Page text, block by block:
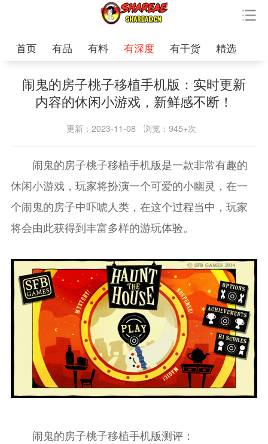
首页 有品 有料 有深度 有干货 精选
闹鬼的房子桃子移植手机版：实时更新
内容的休闲小游戏，新鲜感不断！
更新：2023-11-08 浏览：945+次
闹鬼的房子桃子移植手机版是一款非常有趣的
休闲小游戏，玩家将扮演一个可爱的小幽灵，在一
个闹鬼的房子中吓唬人类，在这个过程当中，玩家
将会由此获得到丰富多样的游玩体验。
闹鬼的房子桃子移植手机版测评：